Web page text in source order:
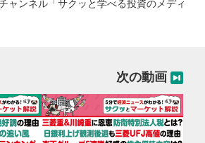
ャンネル「サクッと学べる投資のメディ
次の動画